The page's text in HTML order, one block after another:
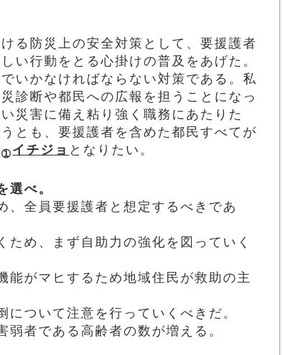
る防災上の安全対策として、要援護者
い行動をとる心掛けの普及をあげた。
いかなければならない対策である。私
診断や都民への広報を担うことになっ
災害に備え粘り強く職務にあたりた
とも、要援護者を含めた都民すべてが
➀イチジョ となりたい。
選べ。
、全員要援護者と想定するべきであ
ため、まず自助力の強化を図っていく
能がマヒするため地域住民が救助の主
について注意を行っていくべきだ。
弱者である高齢者の数が増える。